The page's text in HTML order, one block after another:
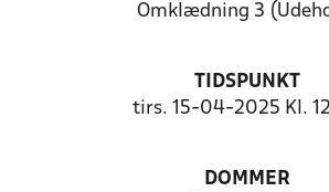
Omklædning 3
TIDSPUNKT
tirs. 15-04-2025 Kl.
DOMMER